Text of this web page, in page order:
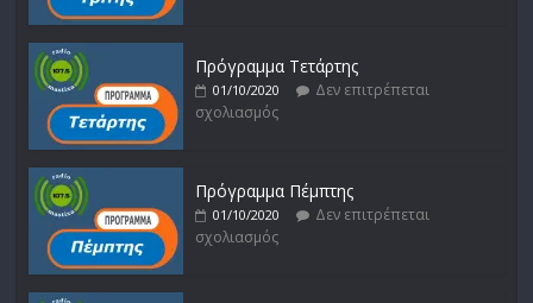
Πρόγραμμα Τετάρτης
01/10/2020
Δεν επιτρέπεται
σχολιασμός
Πρόγραμμα Πέμπτης
01/10/2020
Δεν επιτρέπεται
σχολιασμός